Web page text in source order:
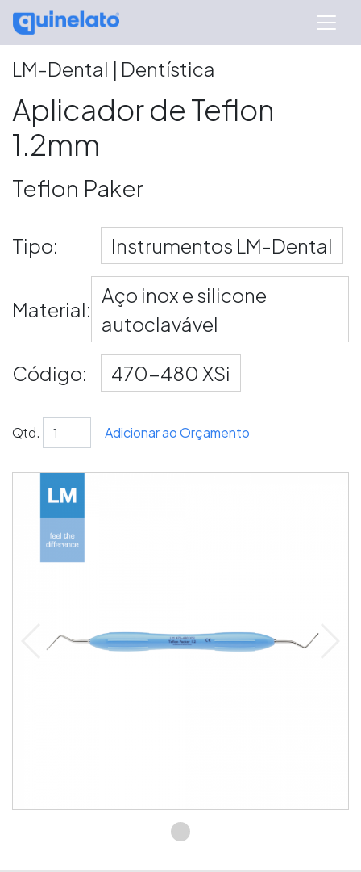
LM-Dental | Dentística
Aplicador de Teflon
1.2mm
Teflon Paker
Tipo: Instrumentos LM-Dental
Material:
Aço inox e silicone
autoclavável
Código: 470-480 XSi
Qtd. Adicionar ao Orçamento